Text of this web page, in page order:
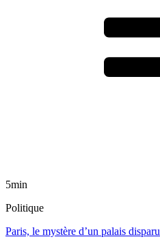
5min
Politique
Paris, le mystère d’un palais disparu